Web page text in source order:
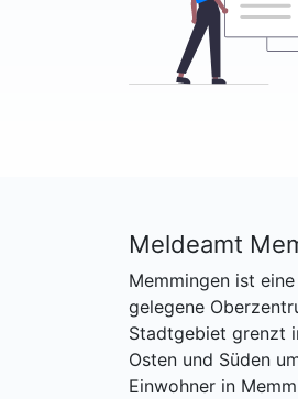
Meldeamt
Memmingen ist
gelegene
Stadtgebiet grenzt
Osten und Süden
Einwohner in